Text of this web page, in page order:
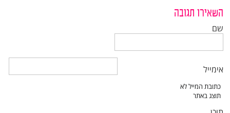
השאירו תגובה
שם
אימייל